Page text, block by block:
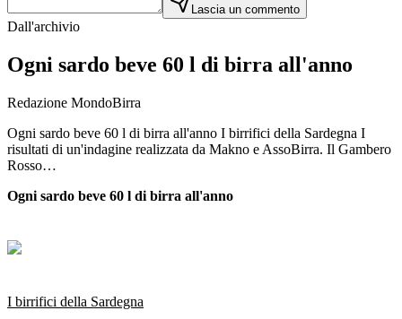
Lascia un commento
Dall'archivio
Ogni sardo beve 60 l di birra all'anno
Redazione MondoBirra
Ogni sardo beve 60 l di birra all'anno I birrifici della Sardegna I
risultati di un'indagine realizzata da Makno e AssoBirra. Il Gambero
Rosso…
Ogni sardo beve 60 l di birra all'anno
I birrifici della Sardegna